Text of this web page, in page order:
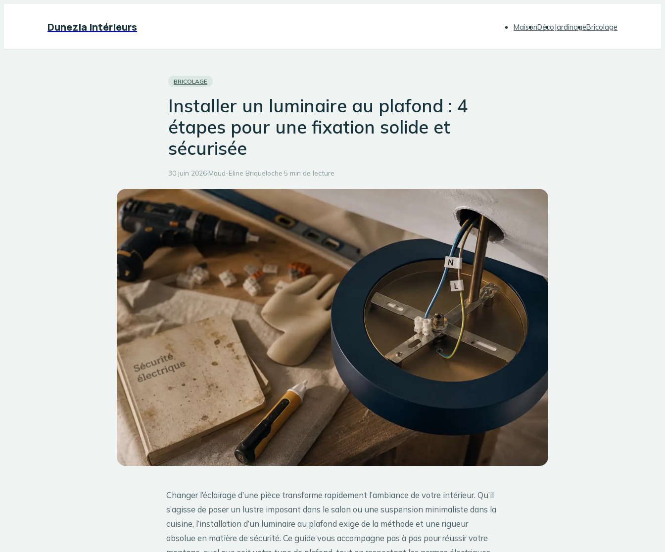
Dunezia Intérieurs MaisonDécoJardinageBricolage
BRICOLAGE
Installer un luminaire au plafond : 4
étapes pour une fixation solide et
sécurisée
30 juin 2026·Maud-Eline Briqueloche·5 min de lecture
Changer l’éclairage d’une pièce transforme rapidement l’ambiance de votre intérieur. Qu’il
s’agisse de poser un lustre imposant dans le salon ou une suspension minimaliste dans la
cuisine, l’installation d’un luminaire au plafond exige de la méthode et une rigueur
absolue en matière de sécurité. Ce guide vous accompagne pas à pas pour réussir votre